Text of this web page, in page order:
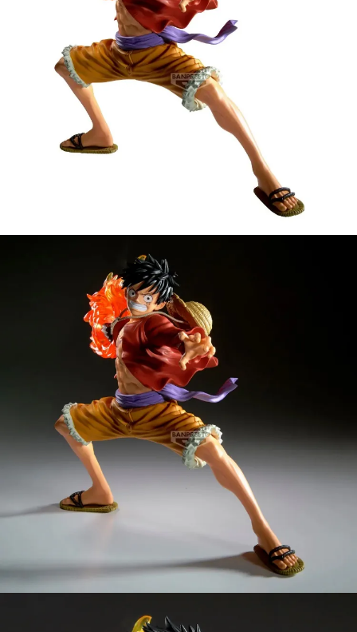
由本公司與您本人進行分期帳單所需資料之確認、核對及更正。
3.完整用戶服務條款，請詳閱以下連結：https://oppay.tw/userRule
每筆NT$120，滿NT$3,000(含以上)免運費
預購-宅配(離島)(舊)
每筆NT$160，滿NT$3,000(含以上)免運費
東海門市自取，需自備購物袋取貨唷。